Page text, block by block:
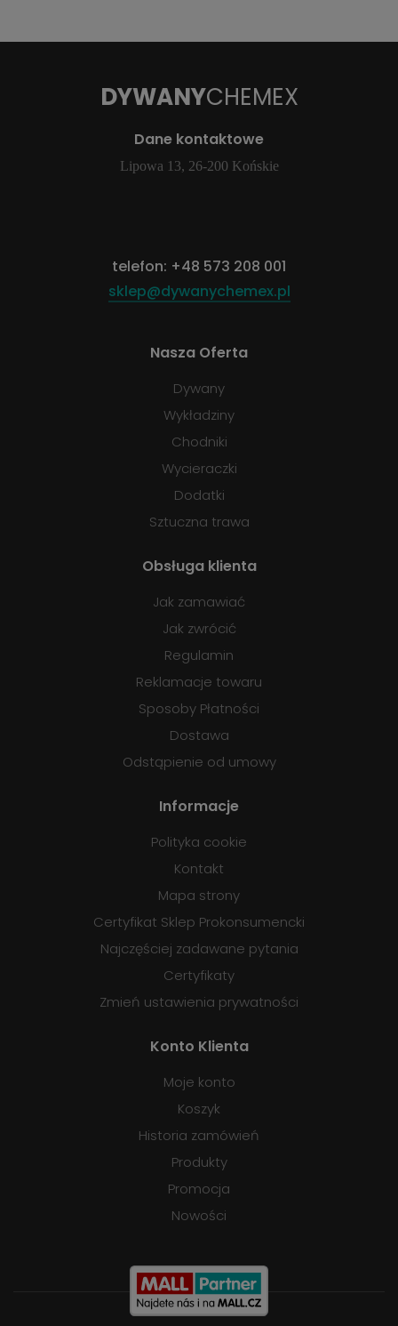
DYWANYCHEMEX
Dane kontaktowe
Lipowa 13, 26-200 Końskie
telefon: +48 573 208 001
sklep@dywanychemex.pl
Nasza Oferta
Dywany
Wykładziny
Chodniki
Wycieraczki
Dodatki
Sztuczna trawa
Obsługa klienta
Jak zamawiać
Jak zwrócić
Regulamin
Reklamacje towaru
Sposoby Płatności
Dostawa
Odstąpienie od umowy
Informacje
Polityka cookie
Kontakt
Mapa strony
Certyfikat Sklep Prokonsumencki
Najczęściej zadawane pytania
Certyfikaty
Zmień ustawienia prywatności
Konto Klienta
Moje konto
Koszyk
Historia zamówień
Produkty
Promocja
Nowości